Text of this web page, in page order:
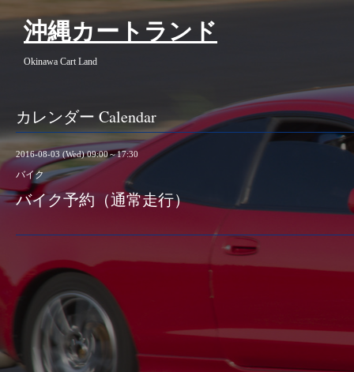
沖縄カートランド
Okinawa Cart Land
カレンダー Calendar
2016-08-03 (Wed) 09:00～17:30
バイク
バイク予約（通常走行）